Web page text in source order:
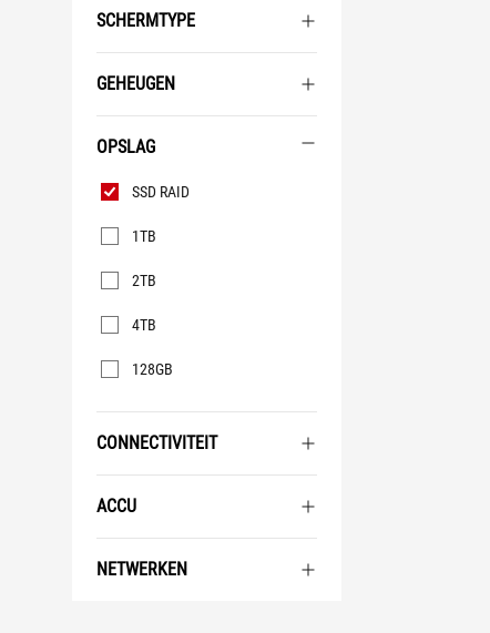
SCHERMTYPE
GEHEUGEN
OPSLAG
Opslag
SSD RAID
1TB
2TB
4TB
128GB
CONNECTIVITEIT
ACCU
NETWERKEN